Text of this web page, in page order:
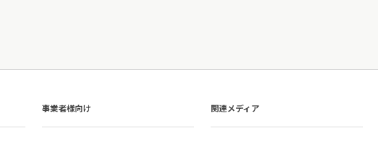
事業者様向け 関連メディア